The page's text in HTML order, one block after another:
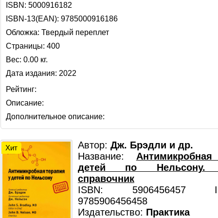
ISBN: 5000916182
ISBN-13(EAN): 9785000916186
Обложка: Твердый переплет
Страницы: 400
Вес: 0.00 кг.
Дата издания: 2022
Рейтинг:
Описание:
Дополнительное описание:
Хит Автор: Дж. Брэдли и др.
Название:
детей по Нельсону.
справочник
ISBN: 5906456457
9785906456458
Издательство: Практика